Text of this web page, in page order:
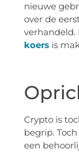
nieuwe
over de
verhandeld.
koers is
Crypto is
begrip.
een